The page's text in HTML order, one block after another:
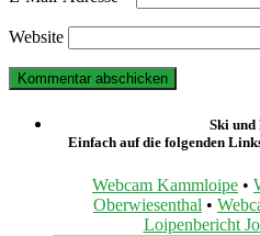
Website
Ski und
Einfach auf die folgenden
Webcam Kammloipe •
Oberwiesenthal •
Loipenbericht